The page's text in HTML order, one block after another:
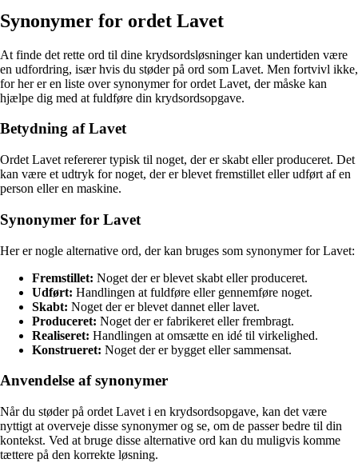
Synonymer for ordet Lavet
At finde det rette ord til dine krydsordsløsninger kan undertiden være
en udfordring, især hvis du støder på ord som Lavet. Men fortvivl ikke,
for her er en liste over synonymer for ordet Lavet, der måske kan
hjælpe dig med at fuldføre din krydsordsopgave.
Betydning af Lavet
Ordet Lavet refererer typisk til noget, der er skabt eller produceret. Det
kan være et udtryk for noget, der er blevet fremstillet eller udført af en
person eller en maskine.
Synonymer for Lavet
Her er nogle alternative ord, der kan bruges som synonymer for Lavet:
Fremstillet: Noget der er blevet skabt eller produceret.
Udført: Handlingen at fuldføre eller gennemføre noget.
Skabt: Noget der er blevet dannet eller lavet.
Produceret: Noget der er fabrikeret eller frembragt.
Realiseret: Handlingen at omsætte en idé til virkelighed.
Konstrueret: Noget der er bygget eller sammensat.
Anvendelse af synonymer
Når du støder på ordet Lavet i en krydsordsopgave, kan det være
nyttigt at overveje disse synonymer og se, om de passer bedre til din
kontekst. Ved at bruge disse alternative ord kan du muligvis komme
tættere på den korrekte løsning.